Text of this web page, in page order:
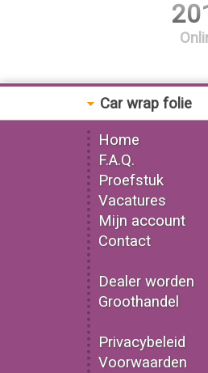
Car wrap folie
Home
F.A.Q.
Proefstuk
Vacatures
Mijn account
Contact
Dealer worden
Groothandel
Privacybeleid
Voorwaarden